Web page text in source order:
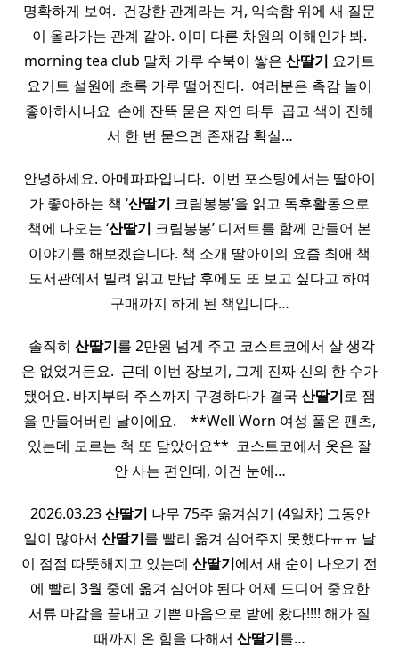
명확하게 보여. ​ 건강한 관계라는 거, 익숙함 위에 새 질문
이 올라가는 관계 같아. 이미 다른 차원의 이해인가 봐.
morning tea club 말차 가루 수북이 쌓은 산딸기 요거트
요거트 설원에 초록 가루 떨어진다. ​ 여러분은 촉감 놀이
좋아하시나요 ​ 손에 잔뜩 묻은 자연 타투 ​ 곱고 색이 진해
서 한 번 묻으면 존재감 확실…
안녕하세요. 아메파파입니다. ​ 이번 포스팅에서는 딸아이
가 좋아하는 책 ‘산딸기 크림봉봉’을 읽고 독후활동으로
책에 나오는 ‘산딸기 크림봉봉’ 디저트를 함께 만들어 본
이야기를 해보겠습니다. 책 소개 딸아이의 요즘 최애 책
도서관에서 빌려 읽고 반납 후에도 또 보고 싶다고 하여
구매까지 하게 된 책입니다…
​ 솔직히 산딸기를 2만원 넘게 주고 코스트코에서 살 생각
은 없었거든요. ​ 근데 이번 장보기, 그게 진짜 신의 한 수가
됐어요. 바지부터 주스까지 구경하다가 결국 산딸기로 잼
을 만들어버린 날이에요. ​ ​ ​ **Well Worn 여성 풀온 팬츠,
있는데 모르는 척 또 담았어요** ​ 코스트코에서 옷은 잘
안 사는 편인데, 이건 눈에…
2026.03.23산딸기 나무 75주 옮겨심기 (4일차) 그동안
일이 많아서 산딸기를 빨리 옮겨 심어주지 못했다ㅠㅠ 날
이 점점 따뜻해지고 있는데 산딸기에서 새 순이 나오기 전
에 빨리 3월 중에 옮겨 심어야 된다 어제 드디어 중요한
서류 마감을 끝내고 기쁜 마음으로 밭에 왔다!!!! 해가 질
때까지 온 힘을 다해서 산딸기를…